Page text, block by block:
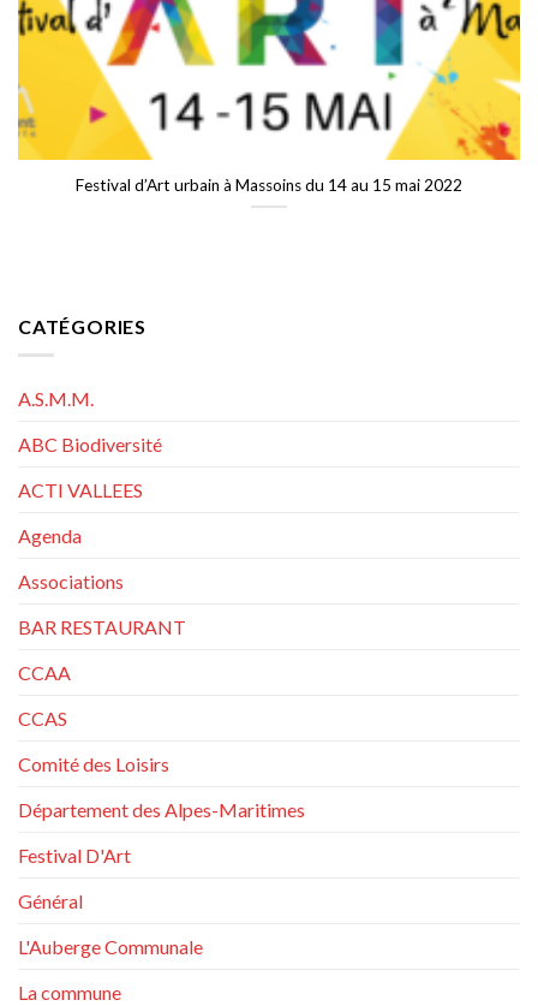
Festival d’Art urbain à Massoins du 14 au 15 mai 2022
CATÉGORIES
A.S.M.M.
ABC Biodiversité
ACTI VALLEES
Agenda
Associations
BAR RESTAURANT
CCAA
CCAS
Comité des Loisirs
Département des Alpes-Maritimes
Festival D'Art
Général
L'Auberge Communale
La commune